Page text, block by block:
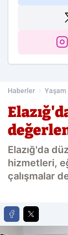
Haberler Yaşam
Elazığ'da
hizmetleri,
çalışmalar